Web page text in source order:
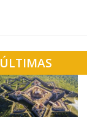
ÚLTIMAS